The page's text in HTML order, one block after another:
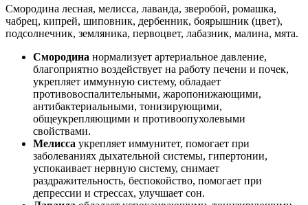
Смородина лесная, мелисса, лаванда, зверобой, ромашка,
чабрец, кипрей, шиповник, дербенник, боярышник (цвет),
подсолнечник, земляника, первоцвет, лабазник, малина, мята.
Смородина нормализует артериальное давление,
благоприятно воздействует на работу печени и почек,
укрепляет иммунную систему, обладает
противовоспалительными, жаропонижающими,
антибактериальными, тонизирующими,
общеукрепляющими и противоопухолевыми
свойствами.
Мелисса укрепляет иммунитет, помогает при
заболеваниях дыхательной системы, гипертонии,
успокаивает нервную систему, снимает
раздражительность, беспокойство, помогает при
депрессии и стрессах, улучшает сон.